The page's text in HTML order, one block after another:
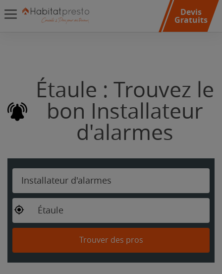
Devis
Gratuits
Étaule : Trouvez le
bon Installateur
d'alarmes
Installateur d'alarmes
Étaule
Trouver des pros